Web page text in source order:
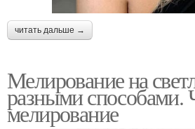
читать дальше →
Мелирование на
разными способами.
мелирование